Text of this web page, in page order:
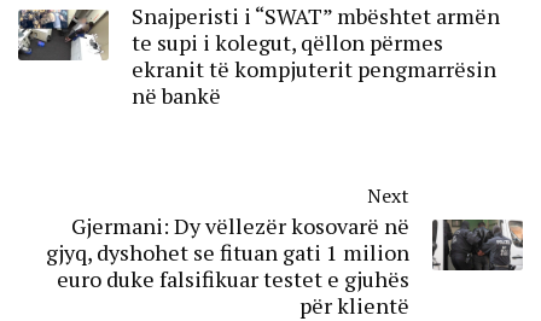
Snajperisti i “SWAT” mbështet armën
te supi i kolegut, qëllon përmes
ekranit të kompjuterit pengmarrësin
në bankë
Next
Gjermani: Dy vëllezër kosovarë në
gjyq, dyshohet se fituan gati 1 milion
euro duke falsifikuar testet e gjuhës
për klientë